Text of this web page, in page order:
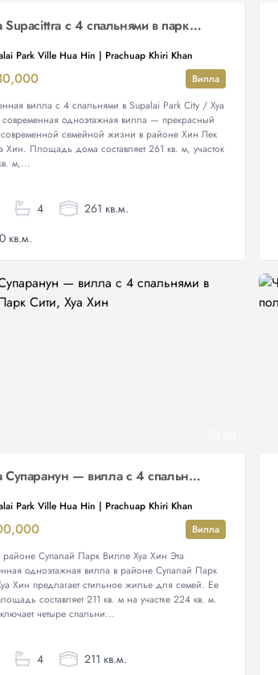
Вилла Supacittra с 4 спальнями в парке Supalai, Вилле Хуа Хин.
Park Ville Hua Hin | Prachuap Khiri Khan
Вилла
вилла с 4 спальнями в Supalai Park City / Хуа
одноэтажная вилла — прекрасный
семейной жизни в районе Хин Лек
Хин. Площадь дома составляет 261 кв. м, участок
м,...
4
261 кв.м.
кв.м.
Вилла Супаранун — вилла с 4 спальнями в Супалаи Парк Сити, Хуа Хин
Park Ville Hua Hin | Prachuap Khiri Khan
Вилла
районе Супалай Парк Вилле Хуа Хин Эта
одноэтажная вилла в районе Супалай Парк
Хин предлагает стильное жилье для семей. Ее
составляет 211 кв. м на участке 224 кв. м.
четыре спальни...
4
211 кв.м.